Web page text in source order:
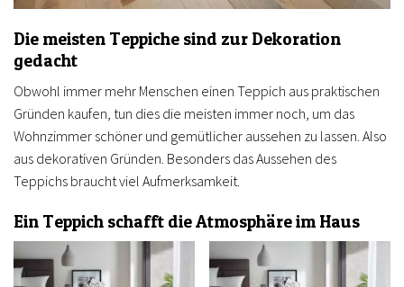
Die meisten Teppiche sind zur Dekoration
gedacht
Obwohl immer mehr Menschen einen Teppich aus praktischen
Gründen kaufen, tun dies die meisten immer noch, um das
Wohnzimmer schöner und gemütlicher aussehen zu lassen. Also
aus dekorativen Gründen. Besonders das Aussehen des
Teppichs braucht viel Aufmerksamkeit.
Ein Teppich schafft die Atmosphäre im Haus